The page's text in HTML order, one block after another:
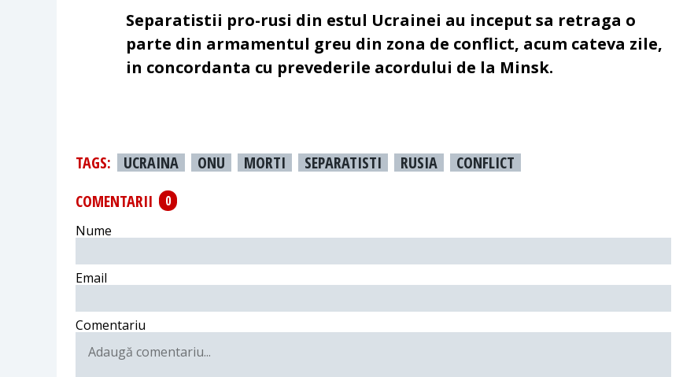
Separatistii pro-rusi din estul Ucrainei au inceput sa retraga o
parte din armamentul greu din zona de conflict, acum cateva zile,
in concordanta cu prevederile acordului de la Minsk.
TAGS: UCRAINA ONU MORTI SEPARATISTI RUSIA
CONFLICT
COMENTARII
0
Nume
Email
Comentariu